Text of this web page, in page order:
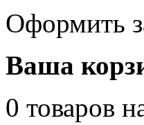
Оформить
Ваша
0 товаров